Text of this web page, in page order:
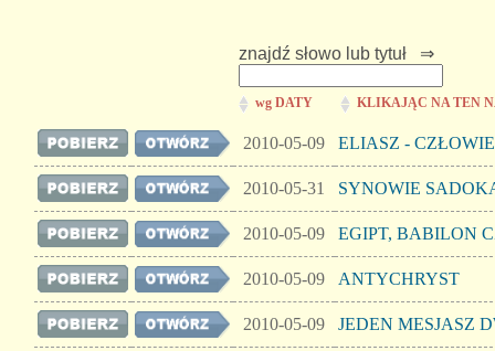
znajdź słowo lub tytuł ⇒
wg DATY KLIKAJĄC NA TEN
2010-05-09 ELIASZ -
2010-05-31 SYNOWIE
2010-05-09 EGIPT, BABILON
2010-05-09 ANTYCHRYST
2010-05-09 JEDEN MESJASZ